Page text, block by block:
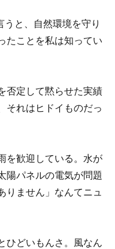
と、自然環境を守り
たことを私は知ってい
否定して黙らせた実績
それはヒドイものだっ
を歓迎している。水が
陽パネルの電気が問題
りません」なんてニュ
ひどいもんさ。風なん